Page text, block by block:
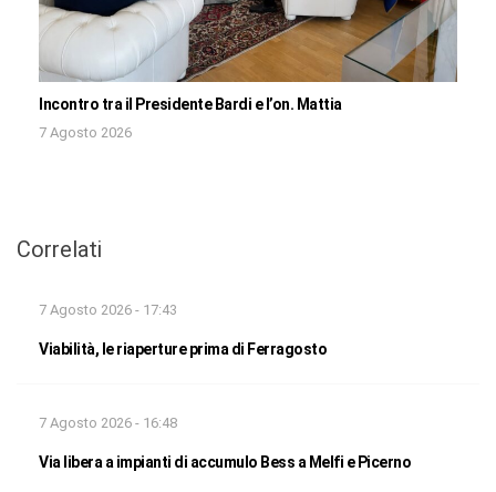
Incontro tra il Presidente Bardi e l’on. Mattia
7 Agosto 2026
Correlati
7 Agosto 2026 - 17:43
Viabilità, le riaperture prima di Ferragosto
7 Agosto 2026 - 16:48
Via libera a impianti di accumulo Bess a Melfi e Picerno